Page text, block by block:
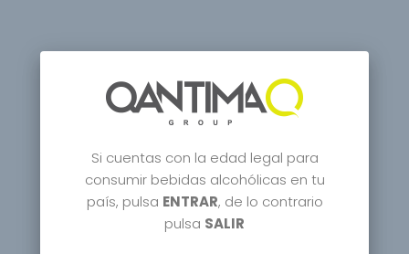
Si cuentas con la edad legal para
consumir bebidas alcohólicas en tu
país, pulsa ENTRAR, de lo contrario
pulsa SALIR